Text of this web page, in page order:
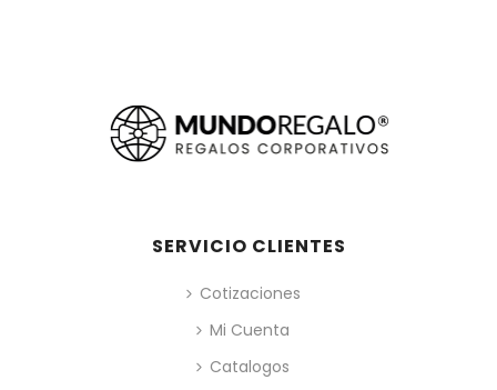
SERVICIO CLIENTES
Cotizaciones
Mi Cuenta
Catalogos